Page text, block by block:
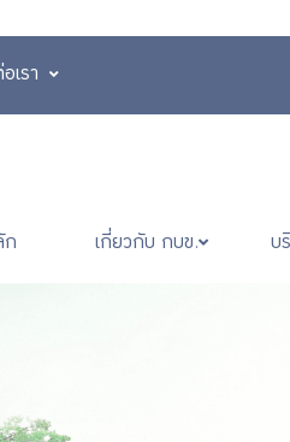
เรา
ก เกี่ยวกับ กบข. บ